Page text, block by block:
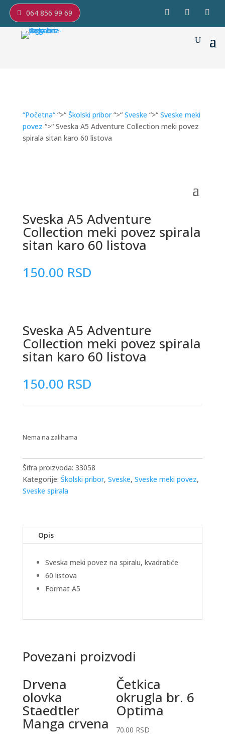
064 856 99 69
“Početna““>“ Školski pribor“>“ Sveske “>“ Sveske meki
povez “>“ Sveska A5 Adventure Collection meki povez
spirala sitan karo 60 listova
Sveska A5 Adventure
Collection meki povez spirala
sitan karo 60 listova
150.00 RSD
Sveska A5 Adventure
Collection meki povez spirala
sitan karo 60 listova
150.00 RSD
Nema na zalihama
Šifra proizvoda: 33058
Kategorije: Školski pribor, Sveske, Sveske meki povez,
Sveske spirala
Opis
Sveska meki povez na spiralu, kvadratiće
60 listova
Format A5
Povezani proizvodi
Drvena
olovka
Staedtler
Manga crvena
Četkica
okrugla br. 6
Optima
70.00 RSD